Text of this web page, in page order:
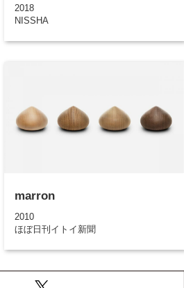
2018
NISSHA
marron
2010
ほぼ日刊イトイ新聞